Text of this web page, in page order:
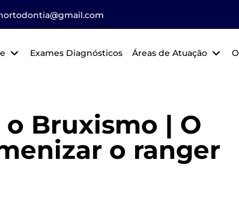
Exames Diagnósticos Áreas de Atuação
Bruxismo | O
o ranger